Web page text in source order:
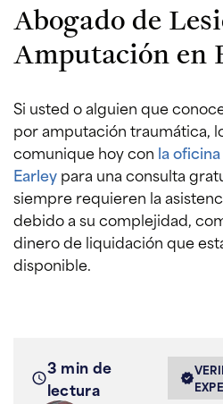
Abogado de
Amputación en
Si usted o alguien que
por amputación traumática,
comunique hoy con la
Earleypara una consulta
siempre requieren la
debido a su complejidad,
dinero de liquidación que
disponible.
3 min de
lectura